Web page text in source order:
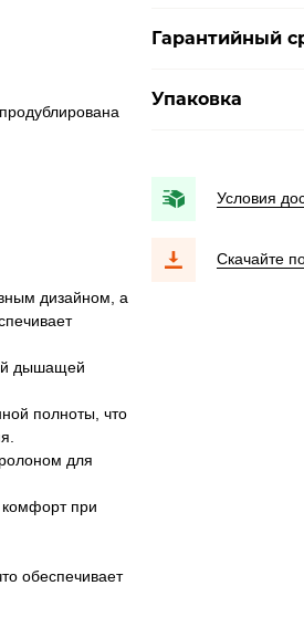
дизайном, а
дышащей
полноты, что
для
комфорт при
обеспечивает
Гарантийный
Упаковка
Условия
Скачайте